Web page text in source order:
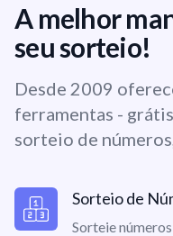
A melhor
seu sorteio!
Desde 2009
ferramentas -
sorteio de
Sorteio de
Sorteie